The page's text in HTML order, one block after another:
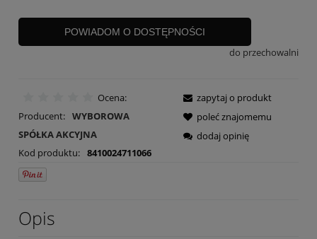
POWIADOM O DOSTĘPNOŚCI
do przechowalni
Ocena:
Producent: WYBOROWA
SPÓŁKA AKCYJNA
Kod produktu: 8410024711066
zapytaj o produkt
poleć znajomemu
dodaj opinię
Opis